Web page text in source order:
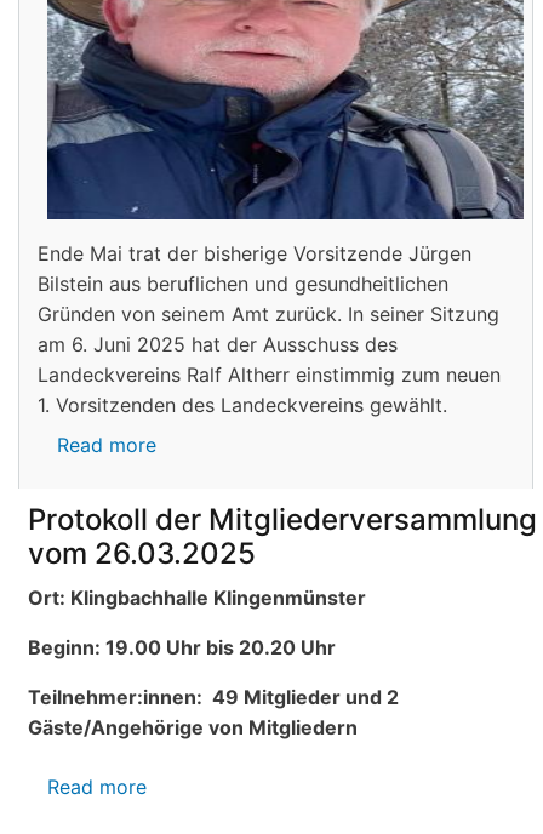
Ende Mai trat der bisherige Vorsitzende Jürgen
Bilstein aus beruflichen und gesundheitlichen
Gründen von seinem Amt zurück. In seiner Sitzung
am 6. Juni 2025 hat der Ausschuss des
Landeckvereins Ralf Altherr einstimmig zum neuen
1. Vorsitzenden des Landeckvereins gewählt.
Read more
Altherr
ist
neuer
1.
des
Landeckvereins
Protokoll der Mitgliederversammlung
vom 26.03.2025
Ort: Klingbachhalle Klingenmünster
Beginn: 19.00 Uhr bis 20.20 Uhr
Teilnehmer:innen: 49 Mitglieder und 2
Gäste/Angehörige von Mitgliedern
Read more